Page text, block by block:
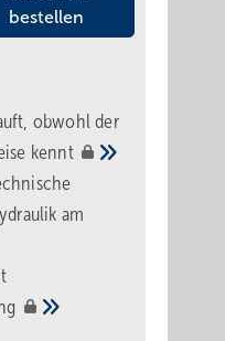
bestellen
obwohl der
kennt
am